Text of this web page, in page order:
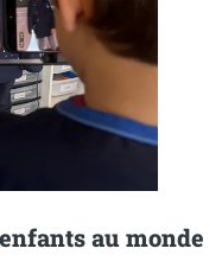
au monde